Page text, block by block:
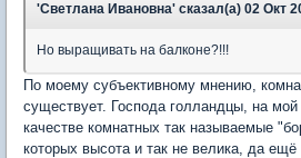
'Светлана Ивановна' сказал(а) 02 Окт
Но выращивать на балконе?!!!
По моему субъективному мнению,
существует. Господа голландцы, на
качестве комнатных так называемые
которых высота и так не велика, да